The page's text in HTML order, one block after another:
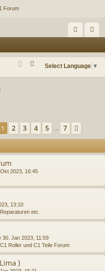
m ist
Select Language ▼
1 von 7
1 2 3 4 5 7
2023, 16:45
13:10
etc.
30. Jan 2023, 11:59
Roller und C1 Teile Forum
)